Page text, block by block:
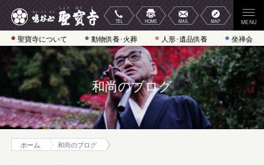
聖寶寺について 動物供養･火葬 人形･遺品供養 坐禅会
和尚のブログ
ホーム 和尚のブログ